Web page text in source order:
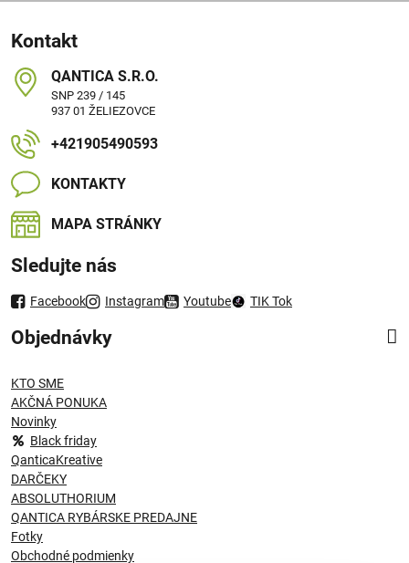
Kontakt
QANTICA S​.R​.O​.
SNP 239 / 145
937 01 ŽELIEZOVCE
+421905490593
KONTAKTY
MAPA STRÁNKY
Sledujte nás
Facebook Instagram Youtube TIK Tok
Objednávky
KTO SME
AKČNÁ PONUKA
Novinky
Black friday
QanticaKreative
DARČEKY
ABSOLUTHORIUM
QANTICA RYBÁRSKE PREDAJNE
Fotky
Obchodné podmienky